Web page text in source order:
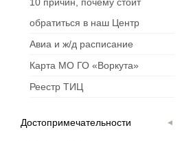
10 причин, почему стоит
обратиться в наш Центр
Авиа и ж/д расписание
Карта МО ГО «Воркута»
Реестр ТИЦ
Достопримечательности